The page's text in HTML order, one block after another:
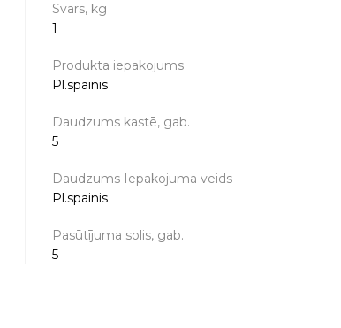
Svars, kg
1
Produkta iepakojums
Pl.spainis
Daudzums kastē, gab.
5
Daudzums Iepakojuma veids
Pl.spainis
Pasūtījuma solis, gab.
5